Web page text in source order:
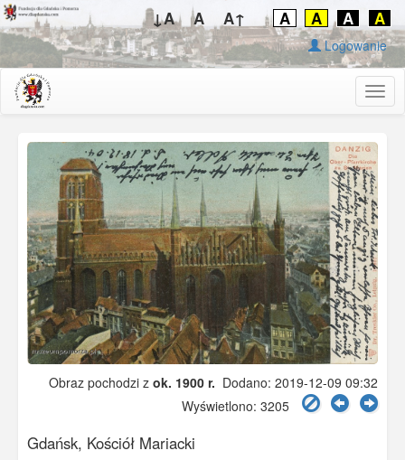
↓A A A↑ A A A A
Logowanie
Obraz pochodzi z ok. 1900 r. Dodano: 2019-12-09 09:32
Wyświetlono: 3205
Gdańsk, Kościół Mariacki